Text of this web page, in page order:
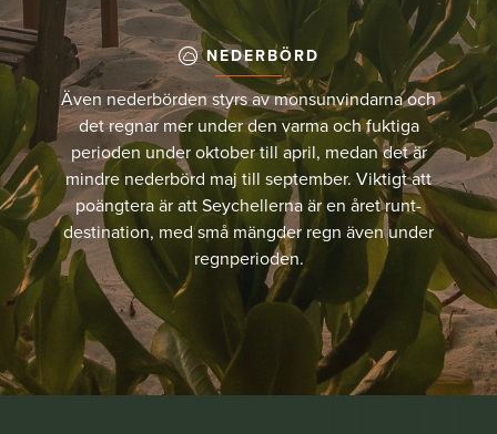
NEDERBÖRD
Även nederbörden styrs av monsunvindarna och
det regnar mer under den varma och fuktiga
perioden under oktober till april, medan det är
mindre nederbörd maj till september. Viktigt att
poängtera är att Seychellerna är en året runt-
destination, med små mängder regn även under
regnperioden.